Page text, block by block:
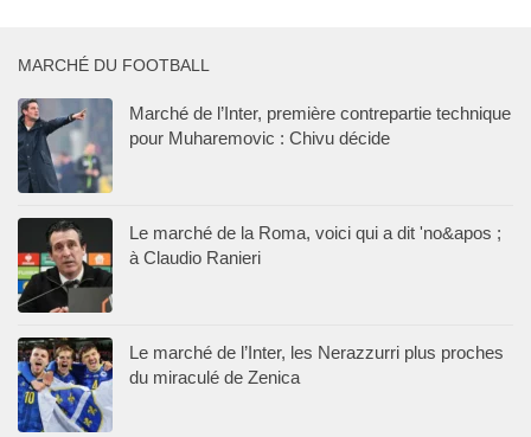
MARCHÉ DU FOOTBALL
Marché de l’Inter, première contrepartie technique
pour Muharemovic : Chivu décide
Le marché de la Roma, voici qui a dit 'no&apos ;
à Claudio Ranieri
Le marché de l’Inter, les Nerazzurri plus proches
du miraculé de Zenica